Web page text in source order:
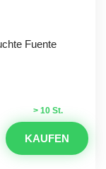
Fuente
> 10 St.
KAUFEN